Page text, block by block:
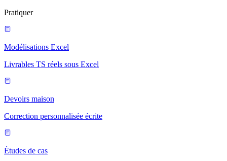
Pratiquer
Modélisations Excel
Livrables TS réels sous Excel
Devoirs maison
Correction personnalisée écrite
Études de cas